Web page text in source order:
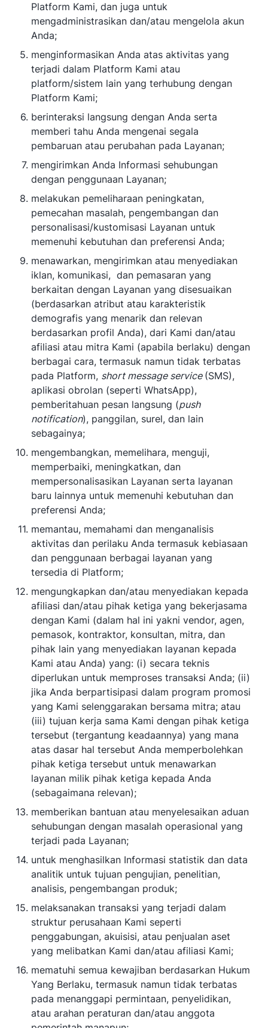
Platform Kami, dan juga untuk
mengadministrasikan dan/atau mengelola akun
Anda;
menginformasikan Anda atas aktivitas yang
terjadi dalam Platform Kami atau
platform/sistem lain yang terhubung dengan
Platform Kami;
berinteraksi langsung dengan Anda serta
memberi tahu Anda mengenai segala
pembaruan atau perubahan pada Layanan;
mengirimkan Anda Informasi sehubungan
dengan penggunaan Layanan;
melakukan pemeliharaan peningkatan,
pemecahan masalah, pengembangan dan
personalisasi/kustomisasi Layanan untuk
memenuhi kebutuhan dan preferensi Anda;
menawarkan, mengirimkan atau menyediakan
iklan, komunikasi, dan pemasaran yang
berkaitan dengan Layanan yang disesuaikan
(berdasarkan atribut atau karakteristik
demografis yang menarik dan relevan
berdasarkan profil Anda), dari Kami dan/atau
afiliasi atau mitra Kami (apabila berlaku) dengan
berbagai cara, termasuk namun tidak terbatas
pada Platform, short message service (SMS),
aplikasi obrolan (seperti WhatsApp),
pemberitahuan pesan langsung (push
notification), panggilan, surel, dan lain
sebagainya;
mengembangkan, memelihara, menguji,
memperbaiki, meningkatkan, dan
mempersonalisasikan Layanan serta layanan
baru lainnya untuk memenuhi kebutuhan dan
preferensi Anda;
memantau, memahami dan menganalisis
aktivitas dan perilaku Anda termasuk kebiasaan
dan penggunaan berbagai layanan yang
tersedia di Platform;
mengungkapkan dan/atau menyediakan kepada
afiliasi dan/atau pihak ketiga yang bekerjasama
dengan Kami (dalam hal ini yakni vendor, agen,
pemasok, kontraktor, konsultan, mitra, dan
pihak lain yang menyediakan layanan kepada
Kami atau Anda) yang: (i) secara teknis
diperlukan untuk memproses transaksi Anda; (ii)
jika Anda berpartisipasi dalam program promosi
yang Kami selenggarakan bersama mitra; atau
(iii) tujuan kerja sama Kami dengan pihak ketiga
tersebut (tergantung keadaannya) yang mana
atas dasar hal tersebut Anda memperbolehkan
pihak ketiga tersebut untuk menawarkan
layanan milik pihak ketiga kepada Anda
(sebagaimana relevan);
memberikan bantuan atau menyelesaikan aduan
sehubungan dengan masalah operasional yang
terjadi pada Layanan;
untuk menghasilkan Informasi statistik dan data
analitik untuk tujuan pengujian, penelitian,
analisis, pengembangan produk;
melaksanakan transaksi yang terjadi dalam
struktur perusahaan Kami seperti
penggabungan, akuisisi, atau penjualan aset
yang melibatkan Kami dan/atau afiliasi Kami;
mematuhi semua kewajiban berdasarkan Hukum
Yang Berlaku, termasuk namun tidak terbatas
pada menanggapi permintaan, penyelidikan,
atau arahan peraturan dan/atau anggota